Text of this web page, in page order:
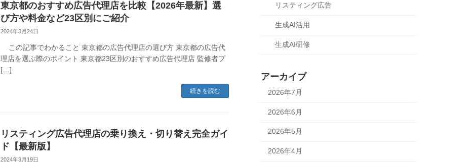
東京都のおすすめ広告代理店を比較【2026年最新】選
び方や料金など23区別にご紹介
2024年3月24日
この記事でわかること 東京都の広告代理店の選び方 東京都の広告代
理店を選ぶ際のポイント 東京都23区別のおすすめ広告代理店 監修者プ
[…]
続きを読む
リスティング広告代理店の乗り換え・切り替え完全ガイ
ド【最新版】
2024年3月19日
リスティング広告
生成AI活用
生成AI研修
アーカイブ
2026年7月
2026年6月
2026年5月
2026年4月